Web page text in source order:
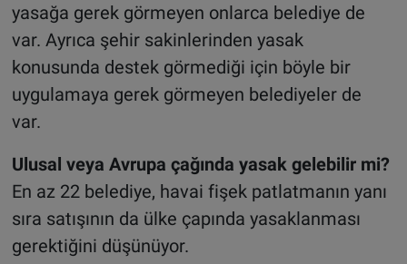
yasağa gerek görmeyen onlarca belediye de
var. Ayrıca şehir sakinlerinden yasak
konusunda destek görmediği için böyle bir
uygulamaya gerek görmeyen belediyeler de
var.
Ulusal veya Avrupa çağında yasak gelebilir mi?
En az 22 belediye, havai fişek patlatmanın yanı
sıra satışının da ülke çapında yasaklanması
gerektiğini düşünüyor.